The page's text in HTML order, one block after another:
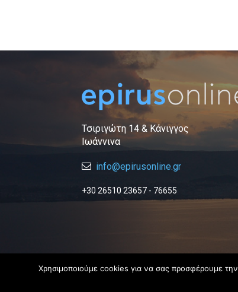
Τσιριγώτη 14 & Κάνιγγος
Ιωάννινα
info@epirusonline.gr
+30 26510 23657 - 76655
Χρησιμοποιούμε cookies για να σας προσφέρουμε